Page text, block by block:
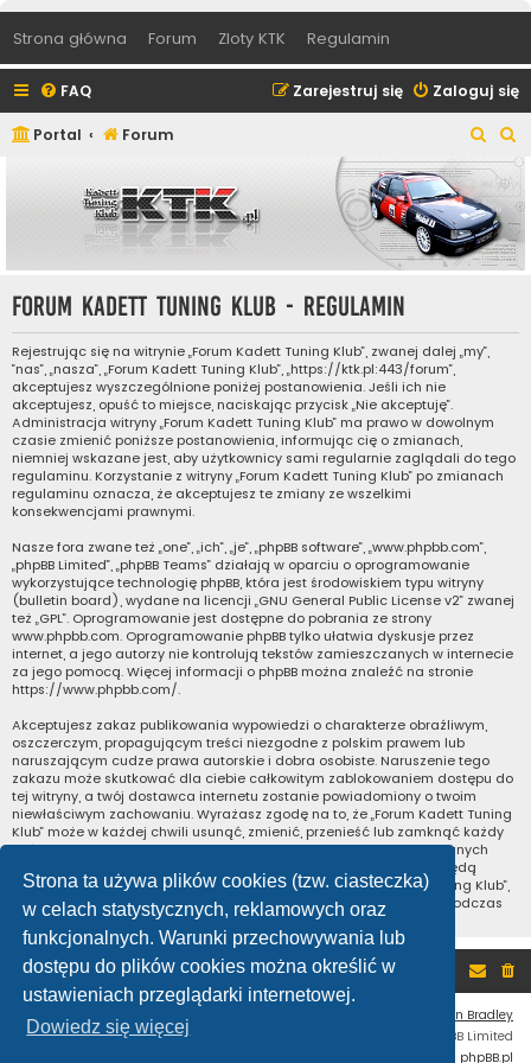
Strona ta używa plików cookies (tzw. ciasteczka)
w celach statystycznych, reklamowych oraz
funkcjonalnych. Warunki przechowywania lub
dostępu do plików cookies można określić w
ustawieniach przeglądarki internetowej.
Dowiedz się więcej
Strona główna Forum Zloty KTK Regulamin
FAQ Zaloguj się
Zarejestruj się
Portal Forum
z
u
k
z
u
k
a
Forum Kadett Tuning Klub - Regulamin
Rejestrując się na witrynie „Forum Kadett Tuning Klub”, zwanej dalej „my”,
”nas”, „nasza”, „Forum Kadett Tuning Klub”, „https://ktk.pl:443/forum”,
akceptujesz wyszczególnione poniżej postanowienia. Jeśli ich nie
akceptujesz, opuść to miejsce, naciskając przycisk „Nie akceptuję”.
Administracja witryny „Forum Kadett Tuning Klub” ma prawo w dowolnym
czasie zmienić poniższe postanowienia, informując cię o zmianach,
niemniej wskazane jest, aby użytkownicy sami regularnie zaglądali do tego
regulaminu. Korzystanie z witryny „Forum Kadett Tuning Klub” po zmianach
regulaminu oznacza, że akceptujesz te zmiany ze wszelkimi
konsekwencjami prawnymi.
Nasze fora zwane też „one”, „ich”, „je”, „phpBB software”, „www.phpbb.com”,
„phpBB Limited”, „phpBB Teams” działają w oparciu o oprogramowanie
wykorzystujące technologię phpBB, która jest środowiskiem typu witryny
(bulletin board), wydane na licencji „GNU General Public License v2” zwanej
też „GPL”. Oprogramowanie jest dostępne do pobrania ze strony
www.phpbb.com. Oprogramowanie phpBB tylko ułatwia dyskusje przez
internet, a jego autorzy nie kontrolują tekstów zamieszczanych w internecie
za jego pomocą. Więcej informacji o phpBB można znaleźć na stronie
https://www.phpbb.com/.
Akceptujesz zakaz publikowania wypowiedzi o charakterze obraźliwym,
oszczerczym, propagującym treści niezgodne z polskim prawem lub
naruszającym cudze prawa autorskie i dobra osobiste. Naruszenie tego
zakazu może skutkować dla ciebie całkowitym zablokowaniem dostępu do
tej witryny, a twój dostawca internetu zostanie powiadomiony o twoim
niewłaściwym zachowaniu. Wyrażasz zgodę na to, że „Forum Kadett Tuning
Klub” może w każdej chwili usunąć, zmienić, przenieść lub zamknąć każdy
twój temat, post. Wyrażasz zgodę na zapisywanie wszystkich podanych
przez ciebie informacji w naszej bazie danych. Informacje te nie będą
przekazywane nikomu bez twojej zgody, ale ani „Forum Kadett Tuning Klub”,
ani phpBB nie ponosi odpowiedzialności za włamania do witryny, podczas
których może dojść do kradzieży danych.
Portal Forum
Ian Bradley
Technologię dostarcza
® Forum Software © phpBB Limited
phpBB.pl